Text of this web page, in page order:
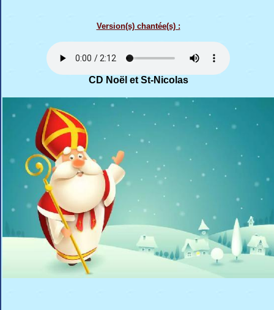
Version(s) chantée(s) :
CD Noël et St-Nicolas